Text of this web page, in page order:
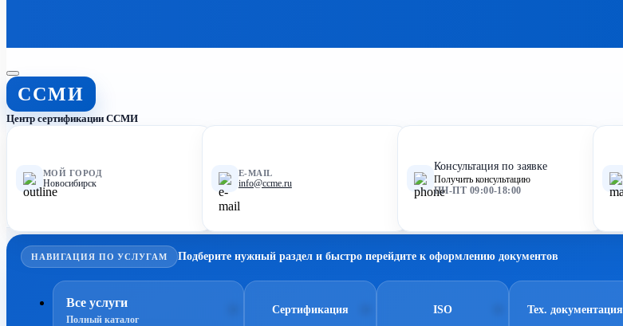
ССМИ
Центр сертификации ССМИ
МОЙ ГОРОД
Новосибирск
E-MAIL
info@ccme.ru
Консультация по заявке
Получить консультацию
ПН-ПТ 09:00-18:00
НАВИГАЦИЯ ПО УСЛУГАМ Подберите нужный раздел и быстро перейдите к оформлению документов
Все услуги
Полный каталог
Сертификация ISO Тех. документация